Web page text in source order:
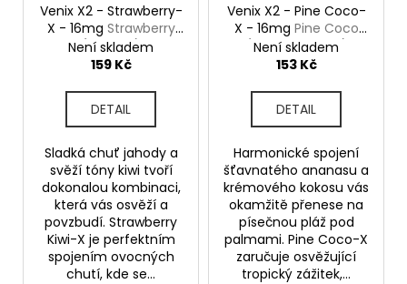
Venix X2 - Strawberry-
X - 16mg Strawberry
(Jahoda)
Není skladem
159 Kč
DETAIL
Sladká chuť jahody a
svěží tóny kiwi tvoří
dokonalou kombinaci,
která vás osvěží a
povzbudí. Strawberry
Kiwi-X je perfektním
spojením ovocných
chutí, kde se...
Venix X2 - Pine Coco-
X - 16mg Pine Coco
(Ananas, Kokos)
Není skladem
153 Kč
DETAIL
Harmonické spojení
šťavnatého ananasu a
krémového kokosu vás
okamžitě přenese na
písečnou pláž pod
palmami. Pine Coco-X
zaručuje osvěžující
tropický zážitek,...